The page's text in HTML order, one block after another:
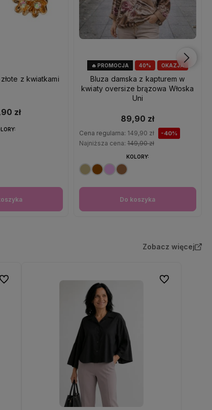
z kwiatkami
zł
40% OKAZJA
🔥 PROMOCJA
Bluza damska z kapturem w
kwiaty oversize brązowa Włoska
Uni
89,90 zł
Cena regularna: 149,90 zł -40%
Najniższa cena: 149,90 zł
Do koszyka
KOLORY:
Zobacz więcej
Do ulubionych Do ulubionych